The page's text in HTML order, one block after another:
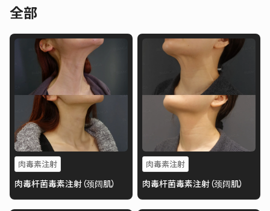
全部
肉毒素注射
肉毒杆菌毒素注射（颈阔肌）
肉毒素注射
肉毒杆菌毒素注射（颈阔肌）